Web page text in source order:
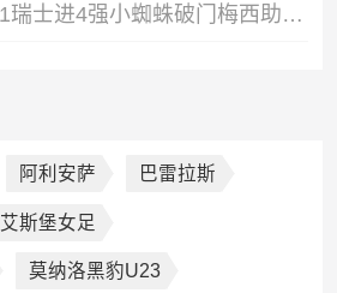
阿根廷加时3-1瑞士进4强小蜘蛛破门梅西助攻麦卡恩博洛假摔染红
阿利安萨 巴雷拉斯
艾斯堡女足
莫纳洛黑豹U23